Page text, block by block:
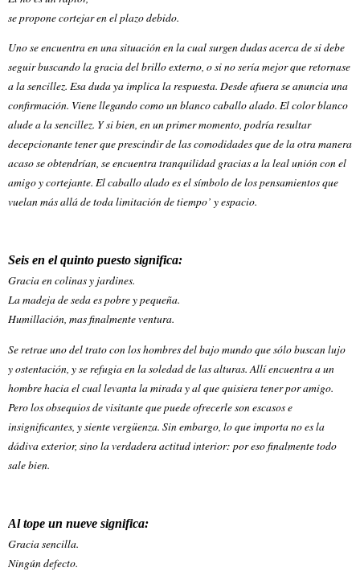
se propone cortejar en el plazo debido.
Uno se encuentra en una situación en la cual surgen dudas acerca de si debe
seguir buscando la gracia del brillo externo, o si no sería mejor que retornase
a la sencillez. Esa duda ya implica la respuesta. Desde afuera se anuncia una
confirmación. Viene llegando como un blanco caballo alado. El color blanco
alude a la sencillez. Y si bien, en un primer momento, podría resultar
decepcionante tener que prescindir de las comodidades que de la otra manera
acaso se obtendrían, se encuentra tranquilidad gracias a la leal unión con el
amigo y cortejante. El caballo alado es el símbolo de los pensamientos que
vuelan más allá de toda limitación de tiempo’ y espacio.
Seis en el quinto puesto significa:
Gracia en colinas y jardines.
La madeja de seda es pobre y pequeña.
Humillación, mas finalmente ventura.
Se retrae uno del trato con los hombres del bajo mundo que sólo buscan lujo
y ostentación, y se refugia en la soledad de las alturas. Allí encuentra a un
hombre hacia el cual levanta la mirada y al que quisiera tener por amigo.
Pero los obsequios de visitante que puede ofrecerle son escasos e
insignificantes, y siente vergüenza. Sin embargo, lo que importa no es la
dádiva exterior, sino la verdadera actitud interior: por eso finalmente todo
sale bien.
Al tope un nueve significa:
Gracia sencilla.
Ningún defecto.